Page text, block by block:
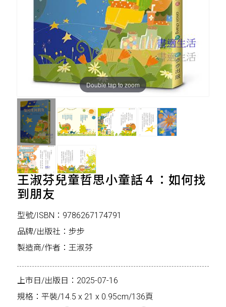
Double tap to zoom
王淑芬兒童哲思小童話４：如何找
到朋友
型號/ISBN：9786267174791
品牌/出版社：步步
製造商/作者：王淑芬
上市日/出版日：2025-07-16
規格：平裝/14.5 x 21 x 0.95cm/136頁